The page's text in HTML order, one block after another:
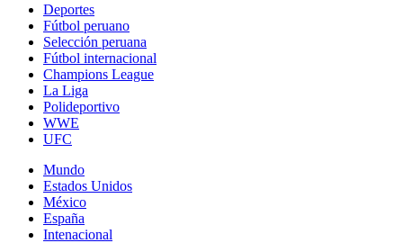
Deportes
Fútbol peruano
Selección peruana
Fútbol internacional
Champions League
La Liga
Polideportivo
WWE
UFC
Mundo
Estados Unidos
México
España
Intenacional